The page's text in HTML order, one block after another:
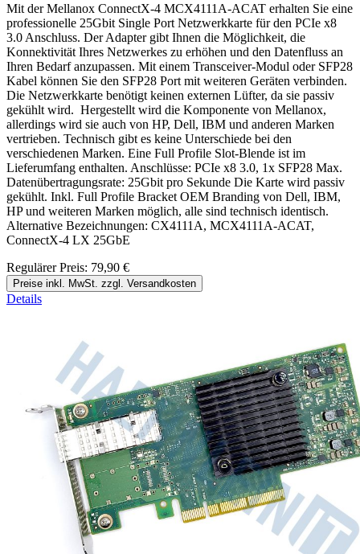
Mit der Mellanox ConnectX-4 MCX4111A-ACAT erhalten Sie eine
professionelle 25Gbit Single Port Netzwerkkarte für den PCIe x8
3.0 Anschluss. Der Adapter gibt Ihnen die Möglichkeit, die
Konnektivität Ihres Netzwerkes zu erhöhen und den Datenfluss an
Ihren Bedarf anzupassen. Mit einem Transceiver-Modul oder SFP28
Kabel können Sie den SFP28 Port mit weiteren Geräten verbinden.
Die Netzwerkkarte benötigt keinen externen Lüfter, da sie passiv
gekühlt wird. Hergestellt wird die Komponente von Mellanox,
allerdings wird sie auch von HP, Dell, IBM und anderen Marken
vertrieben. Technisch gibt es keine Unterschiede bei den
verschiedenen Marken. Eine Full Profile Slot-Blende ist im
Lieferumfang enthalten. Anschlüsse: PCIe x8 3.0, 1x SFP28 Max.
Datenübertragungsrate: 25Gbit pro Sekunde Die Karte wird passiv
gekühlt. Inkl. Full Profile Bracket OEM Branding von Dell, IBM,
HP und weiteren Marken möglich, alle sind technisch identisch.
Alternative Bezeichnungen: CX4111A, MCX4111A-ACAT,
ConnectX-4 LX 25GbE
Regulärer Preis: 79,90 €
Preise inkl. MwSt. zzgl. Versandkosten
Details